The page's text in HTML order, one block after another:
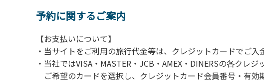
当キャンプ場のそばを流れる歴舟川は、上流で雨が降る
（１）川原にテントやタープを張らない。
（２）雨が降ったときは川原で遊ばない。
（３）カムイコタン公園キャンプ場で雨が降らなくても
での遊びを中止する。
予約に関するご案内
【お支払いについて】
・当サイトをご利用の旅行代金等は、クレジットカードでご入
・当社ではVISA・MASTER・JCB・AMEX・DINERSの各クレジ
ご希望のカードを選択し、クレジットカード会員番号・有効